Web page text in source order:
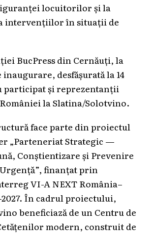
locuitorilor și la
intervențiilor în situații de
BucPress din Cernăuți, la
desfășurată la 14
participat și reprezentanții
la Slatina/Solotvino.
face parte din proiectul
„Parteneriat Strategic —
Conștientizare și Prevenire
finanțat prin
VI-A NEXT România–
În cadrul proiectului,
beneficiază de un Centru de
modern, construit de